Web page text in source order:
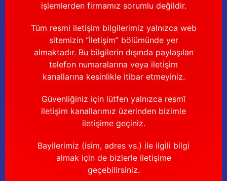
işlemlerden firmamız sorumlu değildir.
Tüm resmi iletişim bilgilerimiz yalnızca web
sitemizin “İletişim” bölümünde yer
almaktadır. Bu bilgilerin dışında paylaşılan
telefon numaralarına veya iletişim
kanallarına kesinlikle itibar etmeyiniz.
Güvenliğiniz için lütfen yalnızca resmî
iletişim kanallarımız üzerinden bizimle
iletişime geçiniz.
Bayilerimiz (isim, adres vs.) ile ilgili bilgi
almak için de bizlerle iletişime
geçebilirsiniz.